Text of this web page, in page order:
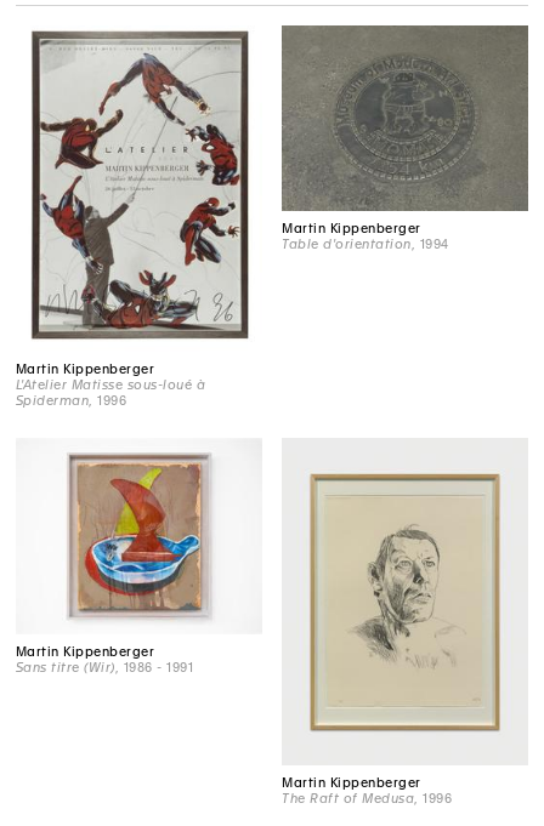
Martin Kippenberger
L'Atelier Matisse sous-loué à
Spiderman , 1996
Martin Kippenberger
Table d'orientation , 1994
Martin Kippenberger
Sans titre (Wir), 1986 - 1991
Martin Kippenberger
The Raft of Medusa , 1996